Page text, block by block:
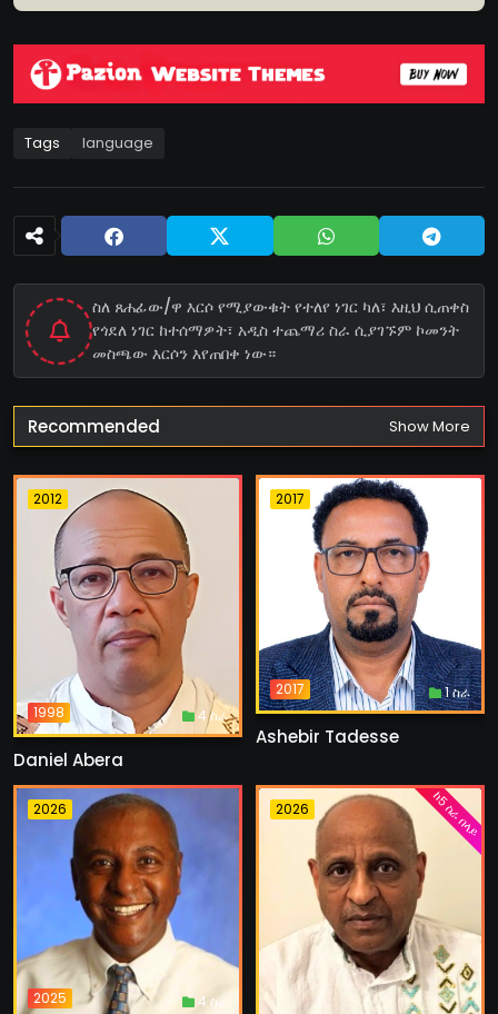
Tags language
ስለ ጸሐፊው/ዋ እርሶ የሚያውቁት የተለየ ነገር ካለ፣ እዚህ ሲጠቀስ
የጎደለ ነገር ከተሰማዎት፣ አዲስ ተጨማሪ ስራ ሲያገኙም ኮመንት
መስጫው እርሶን እየጠበቀ ነው።
Recommended Show More
2012
1998 4 ስራ
Daniel Abera
2017
2017 1 ስራ
Ashebir Tadesse
2026
2025 4 ስራ
2026 ከ5 ስራ በላይ